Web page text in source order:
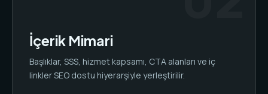
İçerik Mimari
Başlıklar, SSS, hizmet kapsamı, CTA alanları ve iç
linkler SEO dostu hiyerarşiyle yerleştirilir.